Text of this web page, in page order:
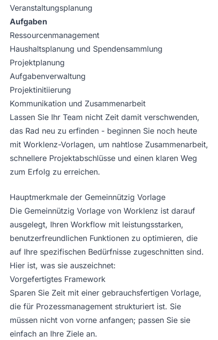
Veranstaltungsplanung
Aufgaben
Ressourcenmanagement
Haushaltsplanung und Spendensammlung
Projektplanung
Aufgabenverwaltung
Projektinitiierung
Kommunikation und Zusammenarbeit
Lassen Sie Ihr Team nicht Zeit damit verschwenden,
das Rad neu zu erfinden - beginnen Sie noch heute
mit Worklenz-Vorlagen, um nahtlose Zusammenarbeit,
schnellere Projektabschlüsse und einen klaren Weg
zum Erfolg zu erreichen.
Hauptmerkmale der Gemeinnützig Vorlage
Die Gemeinnützig Vorlage von Worklenz ist darauf
ausgelegt, Ihren Workflow mit leistungsstarken,
benutzerfreundlichen Funktionen zu optimieren, die
auf Ihre spezifischen Bedürfnisse zugeschnitten sind.
Hier ist, was sie auszeichnet:
Vorgefertigtes Framework
Sparen Sie Zeit mit einer gebrauchsfertigen Vorlage,
die für Prozessmanagement strukturiert ist. Sie
müssen nicht von vorne anfangen; passen Sie sie
einfach an Ihre Ziele an.